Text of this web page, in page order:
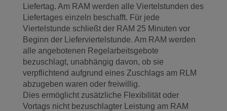
Liefertag. Am RAM werden alle Viertelstunden des
Liefertages einzeln beschafft. Für jede
Viertelstunde schließt der RAM 25 Minuten vor
Beginn der Lieferviertelstunde. Am RAM werden
alle angebotenen Regelarbeitsgebote
bezuschlagt, unabhängig davon, ob sie
verpflichtend aufgrund eines Zuschlags am RLM
abzugeben waren oder freiwillig.
Dies ermöglicht zusätzliche Flexibilität oder
Vortags nicht bezuschlagter Leistung am RAM